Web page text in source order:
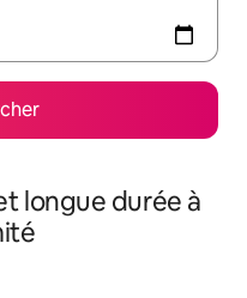
longue durée à